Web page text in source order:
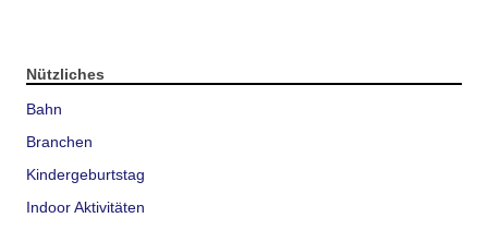
Nützliches
Bahn
Branchen
Kindergeburtstag
Indoor Aktivitäten